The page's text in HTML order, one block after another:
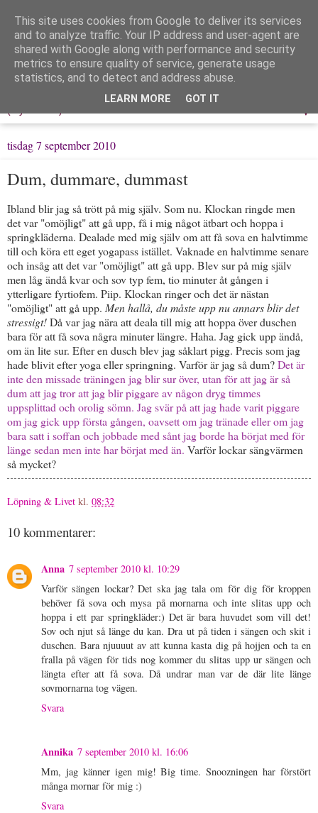
Löpning & Livet
Mitt liv, mina tankar & min träning
▼
tisdag 7 september 2010
Dum, dummare, dummast
Ibland blir jag så trött på mig själv. Som nu. Klockan ringde men
det var "omöjligt" att gå upp, få i mig något ätbart och hoppa i
springkläderna. Dealade med mig själv om att få sova en halvtimme
till och köra ett eget yogapass istället. Vaknade en halvtimme senare
och insåg att det var "omöjligt" att gå upp. Blev sur på mig själv
men låg ändå kvar och sov typ fem, tio minuter åt gången i
ytterligare fyrtiofem. Piip. Klockan ringer och det är nästan
"omöjligt" att gå upp. Men hallå, du måste upp nu annars blir det
stressigt!Då var jag nära att deala till mig att hoppa över duschen
bara för att få sova några minuter längre. Haha. Jag gick upp ändå,
om än lite sur. Efter en dusch blev jag såklart pigg. Precis som jag
hade blivit efter yoga eller springning. Varför är jag så dum?Det är
inte den missade träningen jag blir sur över, utan för att jag är så
dum att jag tror att jag blir piggare av någon dryg timmes
uppsplittad och orolig sömn. Jag svär på att jag hade varit piggare
om jag gick upp första gången, oavsett om jag tränade eller om jag
bara satt i soffan och jobbade med sånt jag borde ha börjat med för
länge sedan men inte har börjat med än. Varför lockar sängvärmen
så mycket?
Löpning & Livet kl. 08:32
10 kommentarer:
Anna 7 september 2010 kl. 10:29
Varför sängen lockar? Det ska jag tala om för dig för kroppen
behöver få sova och mysa på mornarna och inte slitas upp och
hoppa i ett par springkläder:) Det är bara huvudet som vill det!
Sov och njut så länge du kan. Dra ut på tiden i sängen och skit i
duschen. Bara njuuuut av att kunna kasta dig på hojjen och ta en
fralla på vägen för tids nog kommer du slitas upp ur sängen och
längta efter att få sova. Då undrar man var de där lite länge
sovmornarna tog vägen.
Svara
Annika 7 september 2010 kl. 16:06
Mm, jag känner igen mig! Big time. Snoozningen har förstört
många mornar för mig :)
Svara
This site uses cookies from Google to deliver its services
and to analyze traffic. Your IP address and user-agent are
shared with Google along with performance and security
metrics to ensure quality of service, generate usage
statistics, and to detect and address abuse.
LEARN MORE GOT IT